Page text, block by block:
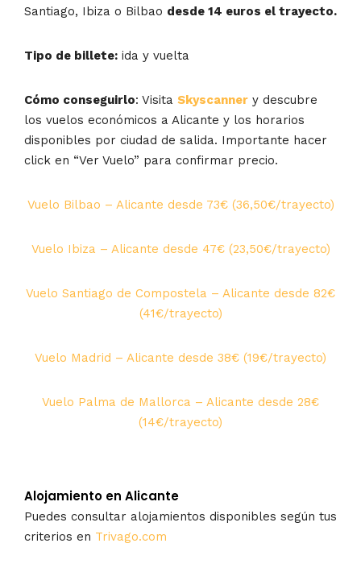
Santiago, Ibiza o Bilbao desde 14 euros el trayecto.
Tipo de billete: ida y vuelta
Cómo conseguirlo: Visita Skyscanner y descubre
los vuelos económicos a Alicante y los horarios
disponibles por ciudad de salida. Importante hacer
click en “Ver Vuelo” para confirmar precio.
Vuelo Bilbao – Alicante desde 73€ (36,50€/trayecto)
Vuelo Ibiza – Alicante desde 47€ (23,50€/trayecto)
Vuelo Santiago de Compostela – Alicante desde 82€
(41€/trayecto)
Vuelo Madrid – Alicante desde 38€ (19€/trayecto)
Vuelo Palma de Mallorca – Alicante desde 28€
(14€/trayecto)
Alojamiento en Alicante
Puedes consultar alojamientos disponibles según tus
criterios en Trivago.com